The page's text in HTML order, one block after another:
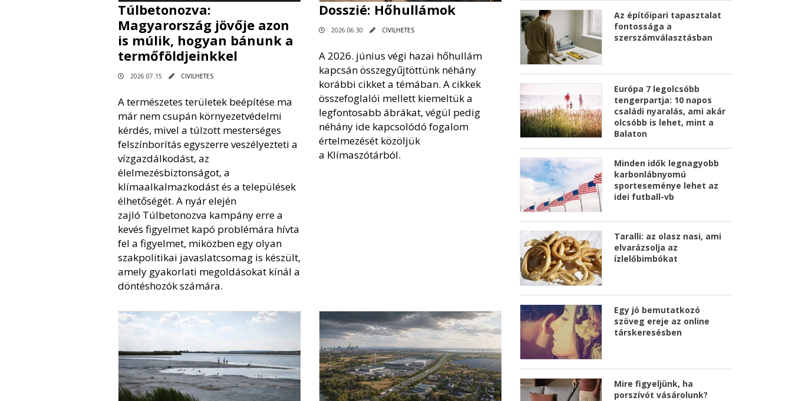
Túlbetonozva:
Magyarország jövője azon
is múlik, hogyan bánunk a
termőföldjeinkkel
2026.07.15 CIVILHETES
A természetes területek beépítése ma
már nem csupán környezetvédelmi
kérdés, mivel a túlzott mesterséges
felszínborítás egyszerre veszélyezteti a
vízgazdálkodást, az
élelmezésbiztonságot, a
klímaalkalmazkodást és a települések
élhetőségét. A nyár elején
zajló Túlbetonozva kampány erre a
kevés figyelmet kapó problémára hívta
fel a figyelmet, miközben egy olyan
szakpolitikai javaslatcsomag is készült,
amely gyakorlati megoldásokat kínál a
döntéshozók számára.
Dosszié: Hőhullámok
2026.06.30 CIVILHETES
A 2026. június végi hazai hőhullám
kapcsán összegyűjtöttünk néhány
korábbi cikket a témában. A cikkek
összefoglalói mellett kiemeltük a
legfontosabb ábrákat, végül pedig
néhány ide kapcsolódó fogalom
értelmezését közöljük
a Klímaszótárból.
Az építőipari tapasztalat
fontossága a
szerszámválasztásban
Európa 7 legolcsóbb
tengerpartja: 10 napos
családi nyaralás, ami akár
olcsóbb is lehet, mint a
Balaton
Minden idők legnagyobb
karbonlábnyomú
sporteseménye lehet az
idei futball-vb
Taralli: az olasz nasi, ami
elvarázsolja az
ízlelőbimbókat
Egy jó bemutatkozó
szöveg ereje az online
társkeresésben
Mire figyeljünk, ha
porszívót vásárolunk?